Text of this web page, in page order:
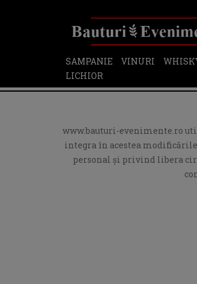
SAMPANIE VINURI
LICHIOR
www.bauturi-evenimente.ro
integra în acestea
personal și privind libera